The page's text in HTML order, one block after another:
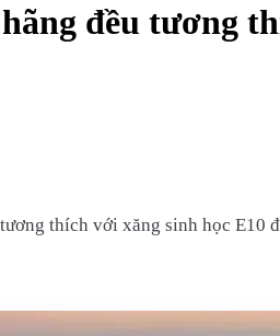
đều tương
thích với xăng sinh học E10